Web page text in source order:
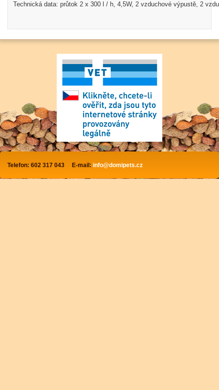
Technická data: průtok 2 x 300 l / h, 4,5W, 2 vzduchové výpustě, 2
Telefon: 602 317 043 E-mail: info@domipets.cz